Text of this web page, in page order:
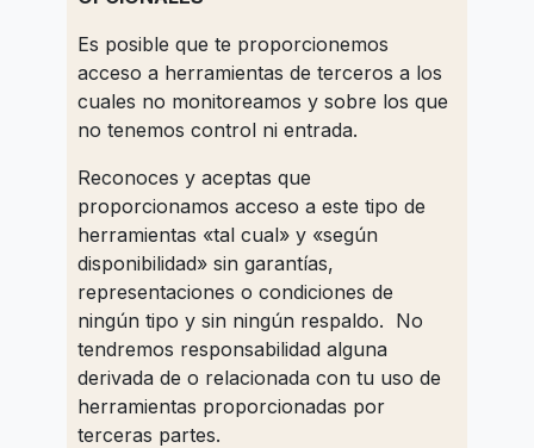
Es posible que te proporcionemos
acceso a herramientas de terceros a los
cuales no monitoreamos y sobre los que
no tenemos control ni entrada.
Reconoces y aceptas que
proporcionamos acceso a este tipo de
herramientas «tal cual» y «según
disponibilidad» sin garantías,
representaciones o condiciones de
ningún tipo y sin ningún respaldo. No
tendremos responsabilidad alguna
derivada de o relacionada con tu uso de
herramientas proporcionadas por
terceras partes.